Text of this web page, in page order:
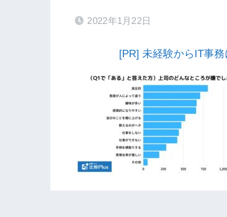
2022年1月22日
[PR] 未経験からIT事